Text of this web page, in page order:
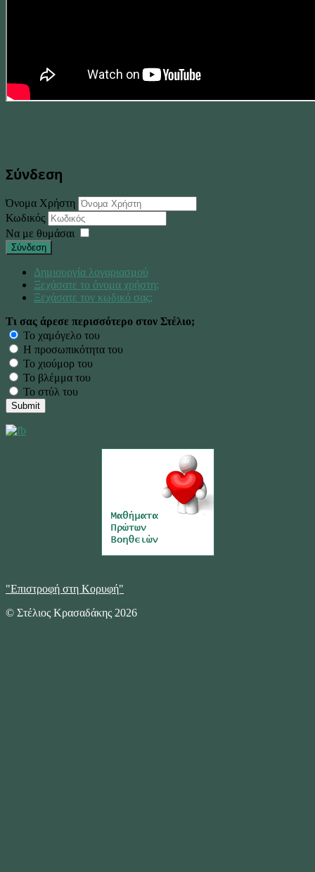
Σύνδεση
Όνομα Χρήστη
Κωδικός
Να με θυμάσαι
Σύνδεση
Δημιουργία λογαριασμού
Ξεχάσατε το όνομα χρήστη;
Ξεχάσατε τον κωδικό σας;
Τι σας άρεσε περισσότερο στον Στέλιο;
Το χαμόγελο του
Η προσωπικότητα του
Το χιούμορ του
Το βλέμμα του
Το στύλ του
"Επιστροφή στη Κορυφή"
© Στέλιος Κρασαδάκης 2026